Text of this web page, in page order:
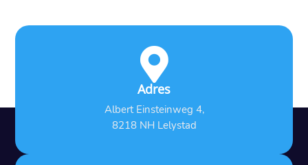

Adres
Albert Einsteinweg 4,
8218 NH Lelystad